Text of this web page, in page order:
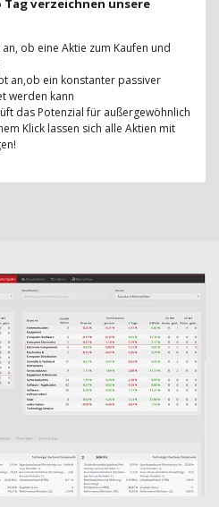
Tag verzeichnen unsere
ob eine Aktie zum Kaufen und
an,ob ein konstanter passiver
werden kann
das Potenzial für außergewöhnlich
Klick lassen sich alle Aktien mit